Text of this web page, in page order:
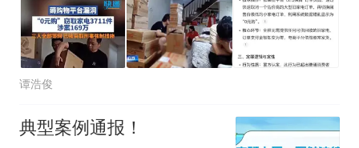
谭浩俊
典型案例通报！